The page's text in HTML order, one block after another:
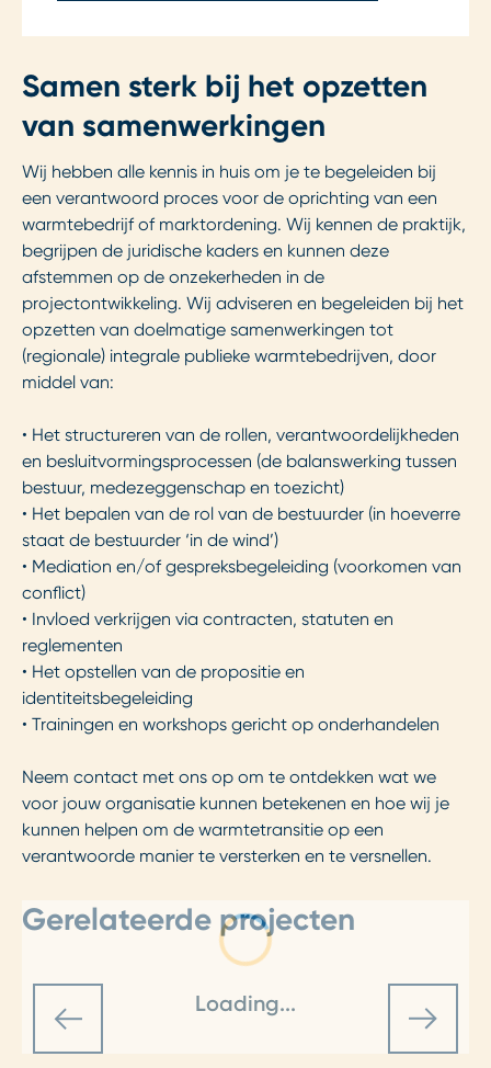
Samen sterk bij het opzetten
van samenwerkingen
Wij hebben alle kennis in huis om je te begeleiden bij
een verantwoord proces voor de oprichting van een
warmtebedrijf of marktordening. Wij kennen de praktijk,
begrijpen de juridische kaders en kunnen deze
afstemmen op de onzekerheden in de
projectontwikkeling. Wij adviseren en begeleiden bij het
opzetten van doelmatige samenwerkingen tot
(regionale) integrale publieke warmtebedrijven, door
middel van:
• Het structureren van de rollen, verantwoordelijkheden
en besluitvormingsprocessen (de balanswerking tussen
bestuur, medezeggenschap en toezicht)
• Het bepalen van de rol van de bestuurder (in hoeverre
staat de bestuurder ‘in de wind’)
• Mediation en/of gespreksbegeleiding (voorkomen van
conflict)
• Invloed verkrijgen via contracten, statuten en
reglementen
• Het opstellen van de propositie en
identiteitsbegeleiding
• Trainingen en workshops gericht op onderhandelen
Neem contact met ons op om te ontdekken wat we
voor jouw organisatie kunnen betekenen en hoe wij je
kunnen helpen om de warmtetransitie op een
verantwoorde manier te versterken en te versnellen.
Loading...
Gerelateerde projecten